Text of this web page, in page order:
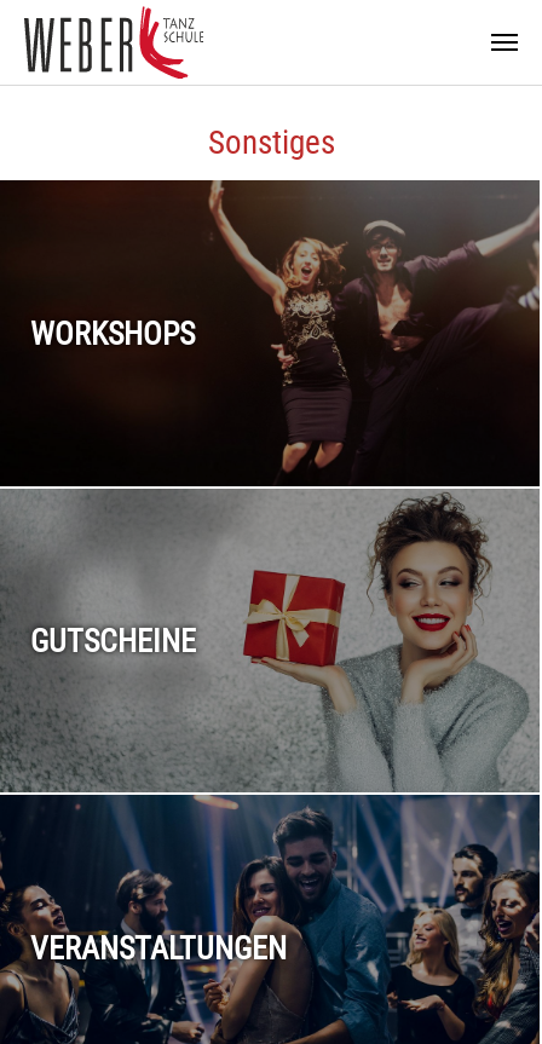
Sonstiges
WORKSHOPS
GUTSCHEINE
VERANSTALTUNGEN